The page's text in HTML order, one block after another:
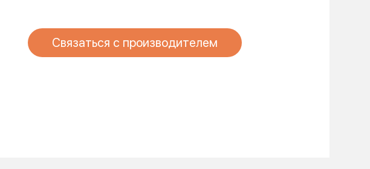
Связаться с производителем